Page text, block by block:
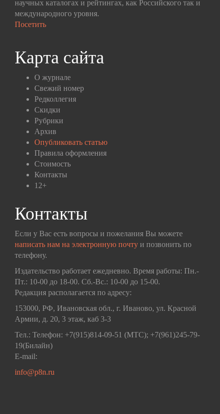
научных каталогах и рейтингах, как Российского так и
международного уровня.
Посетить
Карта сайта
О журнале
Свежий номер
Редколлегия
Скидки
Рубрики
Архив
Опубликовать статью
Правила оформления
Стоимость
Контакты
12+
Контакты
Если у Вас есть вопросы и пожелания Вы можете
написать нам на электронную почту и позвонить по
телефону.
Издательство работает ежедневно. Время работы: Пн.-
Пт.: 10-00 до 18-00. Сб.-Вс.: 10-00 до 15-00.
Редакция располагается по адресу:
153000, РФ, Ивановская обл., г. Иваново, ул. Красной
Армии, д. 20, 3 этаж, каб 3-3
Тел.: Телефон: +7(915)814-09-51 (МТС); +7(961)245-79-
19(Билайн)
E-mail:
info@p8n.ru